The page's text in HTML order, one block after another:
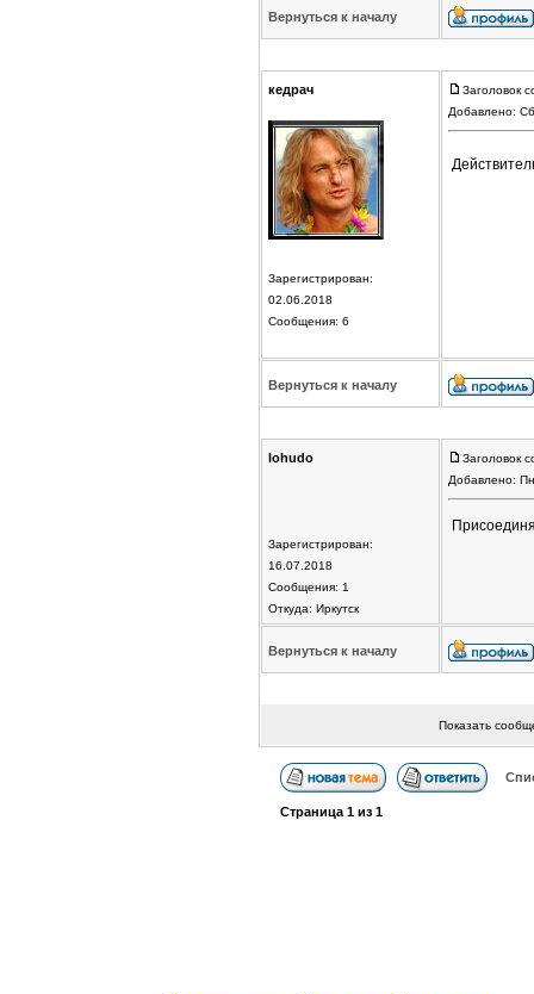
Вернуться к началу
кедрач
Зарегистрирован:
02.06.2018
Сообщения: 6
Заголовок
Добавлено:
Вернуться к началу
lohudo
Зарегистрирован:
16.07.2018
Сообщения: 1
Откуда: Иркутск
Заголовок
Добавлено:
Вернуться к началу
Показать
Страница 1из 1